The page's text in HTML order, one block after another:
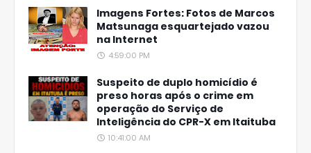
Imagens Fortes: Fotos de Marcos
Matsunaga esquartejado vazou
na Internet
4:59:00 PM
Suspeito de duplo homicídio é
preso horas após o crime em
operação do Serviço de
Inteligência do CPR-X em Itaituba
10:41:00 AM